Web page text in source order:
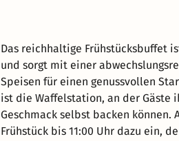
Das reichhaltige Frühstücksbuffet
und sorgt mit einer
Speisen für einen genussvollen
ist die Waffelstation, an der Gäste
Geschmack selbst backen können.
Frühstück bis 11:00 Uhr dazu ein,